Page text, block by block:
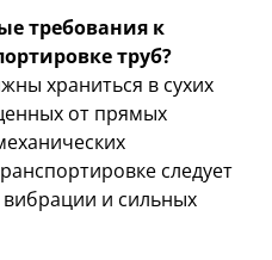
требования к
труб?
храниться в сухих
от прямых
следует
и сильных